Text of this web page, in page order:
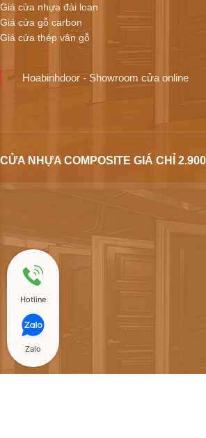
Giá cửa nhựa đài loan
Giá cửa gỗ carbon
Giá cửa thép vân gỗ
Hoabinhdoor - Showroom cửa online
CỬA NHỰA COMPOSITE GIÁ CHỈ
Hotline
Zalo